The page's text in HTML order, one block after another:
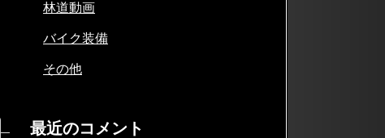
林道動画
バイク装備
その他
最近のコメント